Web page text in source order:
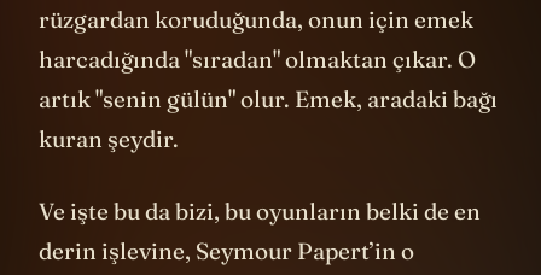
rüzgardan koruduğunda, onun için emek
harcadığında "sıradan" olmaktan çıkar. O
artık "senin gülün" olur. Emek, aradaki bağı
kuran şeydir.
Ve işte bu da bizi, bu oyunların belki de en
derin işlevine, Seymour Papert’in o